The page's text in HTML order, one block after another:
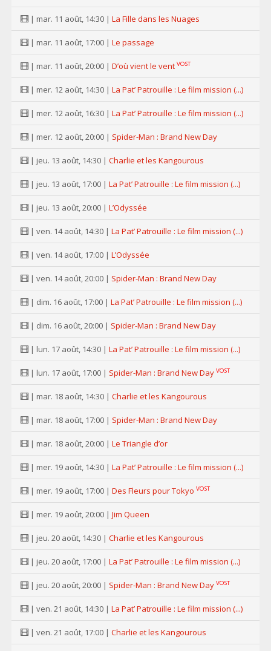
| mar. 11 août, 14:30 | La Fille dans les Nuages
| mar. 11 août, 17:00 | Le passage
| mar. 11 août, 20:00 | D’où vient le vent VOST
| mer. 12 août, 14:30 | La Pat’ Patrouille : Le film mission (...)
| mer. 12 août, 16:30 | La Pat’ Patrouille : Le film mission (...)
| mer. 12 août, 20:00 | Spider-Man : Brand New Day
| jeu. 13 août, 14:30 | Charlie et les Kangourous
| jeu. 13 août, 17:00 | La Pat’ Patrouille : Le film mission (...)
| jeu. 13 août, 20:00 | L’Odyssée
| ven. 14 août, 14:30 | La Pat’ Patrouille : Le film mission (...)
| ven. 14 août, 17:00 | L’Odyssée
| ven. 14 août, 20:00 | Spider-Man : Brand New Day
| dim. 16 août, 17:00 | La Pat’ Patrouille : Le film mission (...)
| dim. 16 août, 20:00 | Spider-Man : Brand New Day
| lun. 17 août, 14:30 | La Pat’ Patrouille : Le film mission (...)
| lun. 17 août, 17:00 | Spider-Man : Brand New Day VOST
| mar. 18 août, 14:30 | Charlie et les Kangourous
| mar. 18 août, 17:00 | Spider-Man : Brand New Day
| mar. 18 août, 20:00 | Le Triangle d’or
| mer. 19 août, 14:30 | La Pat’ Patrouille : Le film mission (...)
| mer. 19 août, 17:00 | Des Fleurs pour Tokyo VOST
| mer. 19 août, 20:00 | Jim Queen
| jeu. 20 août, 14:30 | Charlie et les Kangourous
| jeu. 20 août, 17:00 | La Pat’ Patrouille : Le film mission (...)
| jeu. 20 août, 20:00 | Spider-Man : Brand New Day VOST
| ven. 21 août, 14:30 | La Pat’ Patrouille : Le film mission (...)
| ven. 21 août, 17:00 | Charlie et les Kangourous